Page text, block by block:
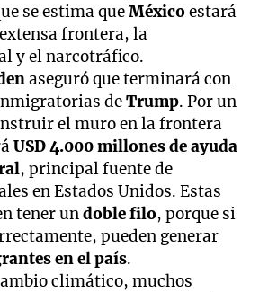
se estima queMéxicoestará
frontera, la
y el narcotráfico.
aseguró que terminará con
deTrump. Por un
el muro en la frontera
USD 4.000 millones de ayuda
, principal fuente de
en Estados Unidos. Estas
tener undoble filo, porque si
pueden generar
en el país.
climático, muchos